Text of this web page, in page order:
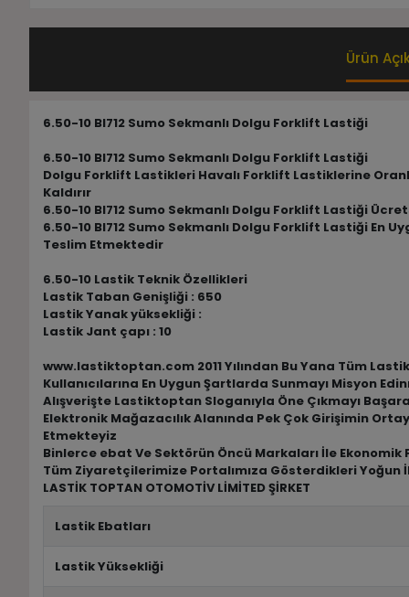
Ürün
6.50-10 Bl712 Sumo Sekmanlı Dolgu Forklift Lastiği
6.50-10 Bl712 Sumo Sekmanlı Dolgu Forklift Lastiği
Dolgu Forklift Lastikleri Havalı Forklift Lastiklerine
Kaldırır
6.50-10 Bl712 Sumo Sekmanlı Dolgu Forklift Lastiği
6.50-10 Bl712 Sumo Sekmanlı Dolgu Forklift Lastiği
Teslim Etmektedir
6.50-10 Lastik Teknik Özellikleri
Lastik Taban Genişliği : 650
Lastik Yanak yüksekliği :
Lastik Jant çapı : 10
www.lastiktoptan.com 2011 Yılından Bu Yana Tüm
Kullanıcılarına En Uygun Şartlarda Sunmayı Misyon
Alışverişte Lastiktoptan Sloganıyla Öne Çıkmayı
Elektronik Mağazacılık Alanında Pek Çok Girişimin
Etmekteyiz
Binlerce ebat Ve Sektörün Öncü Markaları İle
Tüm Ziyaretçilerimize Portalımıza Gösterdikleri Yoğun
LASTİK TOPTAN OTOMOTİV LİMİTED ŞİRKET
Lastik Ebatları
Lastik Yüksekliği